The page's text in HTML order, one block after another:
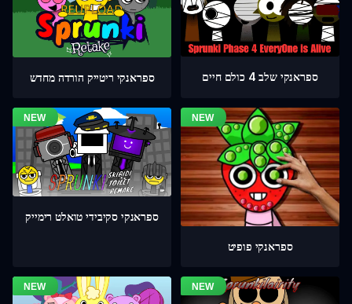
ספראנקי ריטייק הורדה מחדש ספראנקי שלב 4 כולם חיים
ספראנקי סקיבידי טואלט רימייק
ספראנקי פופיט